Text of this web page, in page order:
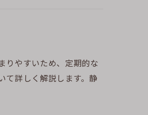
りやすいため、定期的な
て詳しく解説します。静